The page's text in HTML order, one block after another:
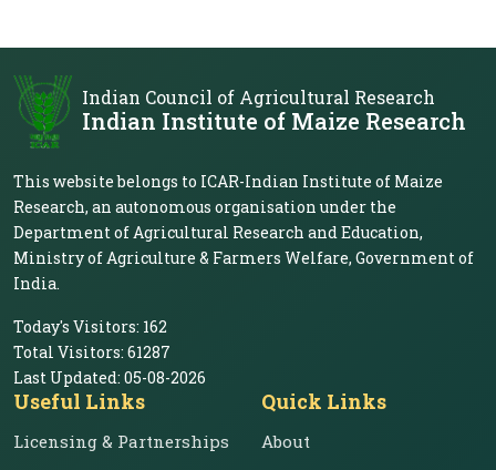
Indian Council of Agricultural Research
Indian Institute of Maize Research
This website belongs to ICAR-Indian Institute of Maize
Research, an autonomous organisation under the
Department of Agricultural Research and Education,
Ministry of Agriculture & Farmers Welfare, Government of
India.
Today's Visitors: 162
Total Visitors: 61287
Last Updated: 05-08-2026
Useful Links
Licensing & Partnerships
Quick Links
About